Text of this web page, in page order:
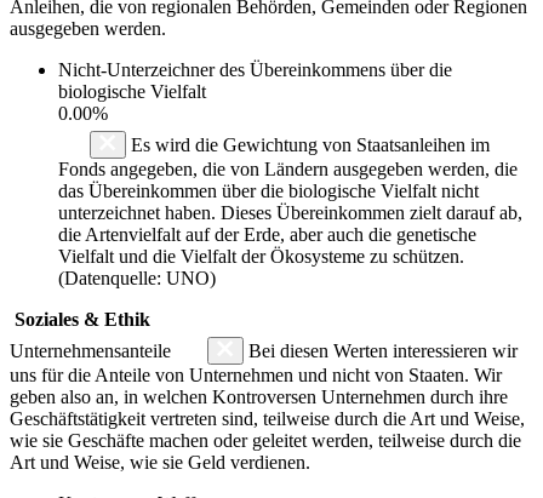
Anleihen, die von regionalen Behörden, Gemeinden oder Regionen
ausgegeben werden.
Nicht-Unterzeichner des Übereinkommens über die
biologische Vielfalt
0.00%
Es wird die Gewichtung von Staatsanleihen im
Fonds angegeben, die von Ländern ausgegeben werden, die
das Übereinkommen über die biologische Vielfalt nicht
unterzeichnet haben. Dieses Übereinkommen zielt darauf ab,
die Artenvielfalt auf der Erde, aber auch die genetische
Vielfalt und die Vielfalt der Ökosysteme zu schützen.
(Datenquelle: UNO)
Soziales & Ethik
Unternehmensanteile
Bei diesen Werten interessieren wir
uns für die Anteile von Unternehmen und nicht von Staaten. Wir
geben also an, in welchen Kontroversen Unternehmen durch ihre
Geschäftstätigkeit vertreten sind, teilweise durch die Art und Weise,
wie sie Geschäfte machen oder geleitet werden, teilweise durch die
Art und Weise, wie sie Geld verdienen.